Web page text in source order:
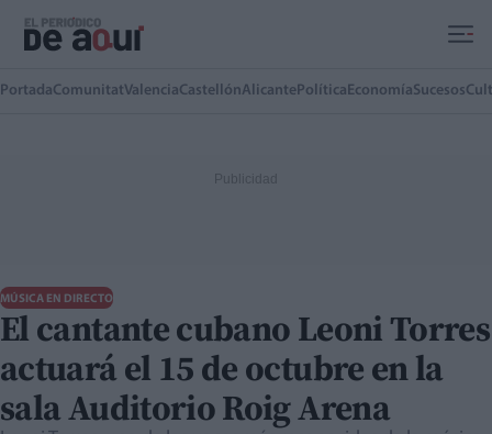
PortadaComunitatValenciaCastellónAlicante Política EconomíaSucesos
MÚSICA EN DIRECTO
El cantante cubano Leoni Torres
actuará el 15 de octubre en la
sala Auditorio Roig Arena